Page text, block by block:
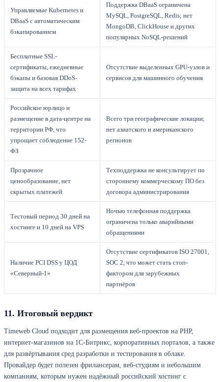
Управляемые Kubernetes и
DBaaS с автоматическим
бэкапированием
Поддержка DBaaS ограничена
MySQL, PostgreSQL, Redis; нет
MongoDB, ClickHouse и других
популярных NoSQL-решений
Бесплатные SSL-
сертификаты, ежедневные
бэкапы и базовая DDoS-
защита на всех тарифах
Отсутствие выделенных GPU-узлов и
сервисов для машинного обучения
Российское юрлицо и
размещение в дата-центре на
территории РФ, что
упрощает соблюдение 152-
ФЗ
Всего три географические локации;
нет азиатского и американского
регионов
Прозрачное
ценообразование, нет
скрытых платежей
Техподдержка не консультирует по
стороннему коммерческому ПО без
договора администрирования
Тестовый период 30 дней на
хостинге и 10 дней на VPS
Ночью телефонная поддержка
ограничена только аварийными
обращениями
Наличие PCI DSS у ЦОД
«Северный-1»
Отсутствие сертификатов ISO 27001,
SOC 2, что может стать стоп-
фактором для зарубежных
партнёров
11. Итоговый вердикт
Timeweb Cloud подходит для размещения веб-проектов на PHP,
интернет-магазинов на 1С-Битрикс, корпоративных порталов, а также
для развёртывания сред разработки и тестирования в облаке.
Провайдер будет полезен фрилансерам, веб-студиям и небольшим
компаниям, которым нужен надёжный российский хостинг с